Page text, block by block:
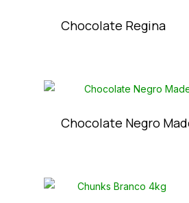
Chocolate Regina
Chocolate Negro